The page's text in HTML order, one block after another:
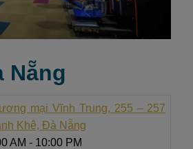
Nẵng
mại Vĩnh Trung, 255 – 257
Khê, Đà Nẵng
AM - 10:00 PM